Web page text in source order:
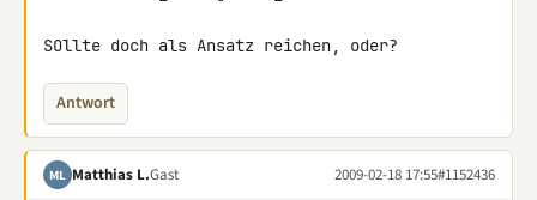
SOllte doch als Ansatz reichen, oder?
Antwort
ML Matthias L.Gast 2009-02-18 17:55#1152436